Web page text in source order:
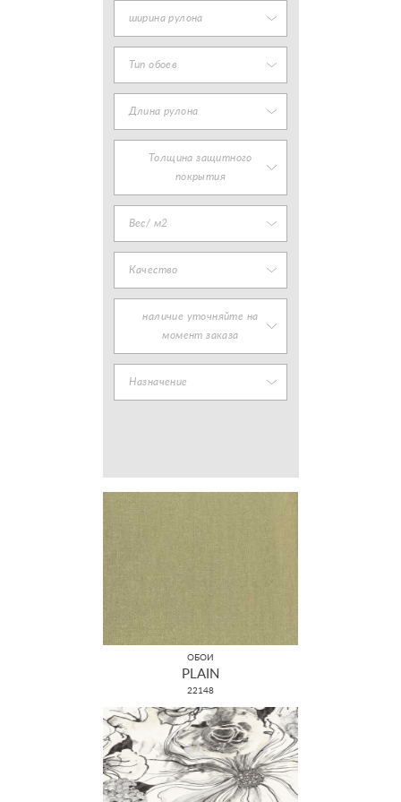
ширина рулона
Тип обоев
Длина рулона
Толщина защитного
покрытия
Вес/ м2
Качество
наличие уточняйте на
момент заказа
Назначение
ОБОИ
PLAIN
22148